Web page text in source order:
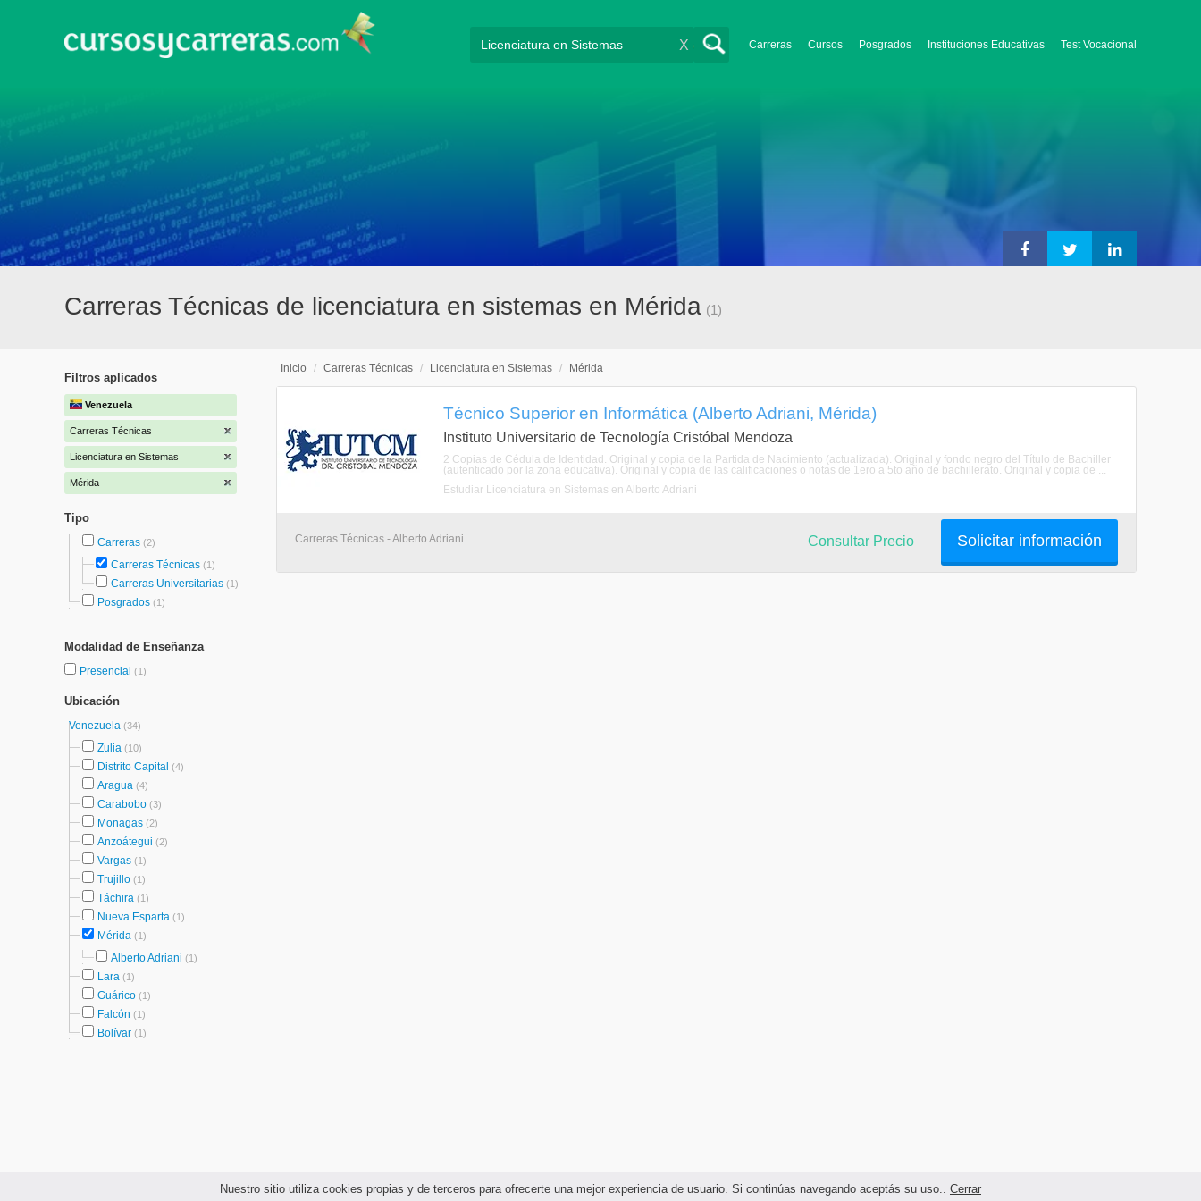
Nuestro sitio utiliza cookies propias y de terceros para ofrecerte una mejor experiencia de usuario. Si continúas navegando aceptás su uso.. Cerrar
Carreras Cursos Posgrados Instituciones Educativas Test Vocacional
X
Carreras Técnicas de licenciatura en sistemas en Mérida (1)
Filtros aplicados
Venezuela
Carreras Técnicas
Licenciatura en Sistemas
Mérida
Tipo
Carreras (2)
Carreras Técnicas (1)
Carreras Universitarias (1)
Posgrados (1)
Modalidad de Enseñanza
Presencial (1)
Ubicación
Venezuela (34)
Zulia (10)
Distrito Capital (4)
Aragua (4)
Carabobo (3)
Monagas (2)
Anzoátegui (2)
Vargas (1)
Trujillo (1)
Táchira (1)
Nueva Esparta (1)
Mérida (1)
Alberto Adriani (1)
Lara (1)
Guárico (1)
Falcón (1)
Bolívar (1)
Inicio / Carreras Técnicas / Licenciatura en Sistemas / Mérida
Técnico Superior en Informática (Alberto Adriani, Mérida)
Instituto Universitario de Tecnología Cristóbal Mendoza
2 Copias de Cédula de Identidad. Original y copia de la Partida de Nacimiento (actualizada). Original y fondo negro del Título de Bachiller
(autenticado por la zona educativa). Original y copia de las calificaciones o notas de 1ero a 5to año de bachillerato. Original y copia de ...
Estudiar Licenciatura en Sistemas en Alberto Adriani
Carreras Técnicas - Alberto Adriani Solicitar información
Consultar Precio